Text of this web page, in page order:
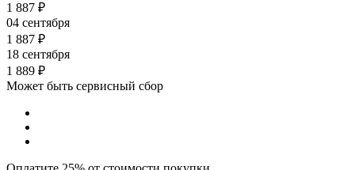
1 887 ₽
04 сентября
1 887 ₽
18 сентября
1 889 ₽
Может быть сервисный сбор